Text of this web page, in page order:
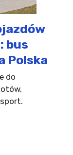
bus
Polska
do